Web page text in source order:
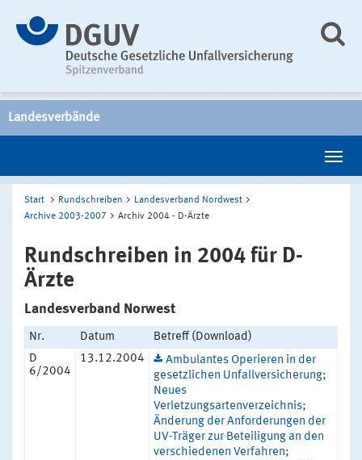
Landesverbände
Start Rundschreiben
Landesverband Nordwest
Archive 2003-2007
Archiv 2004 - D-Ärzte
Rundschreiben in 2004 für D-
Ärzte
Landesverband Norwest
Nr. Datum
Betreff (Download)
D
6/2004
13.12.2004
Ambulantes Operieren in der
gesetzlichen Unfallversicherung;
Neues
Verletzungsartenverzeichnis;
Änderung der Anforderungen der
UV-Träger zur Beteiligung an den
verschiedenen Verfahren;